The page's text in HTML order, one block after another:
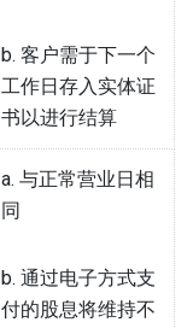
b. 客户需于下一个
工作日存入实体证
书以进行结算
a. 与正常营业日相
同
b. 通过电子方式支
付的股息将维持不